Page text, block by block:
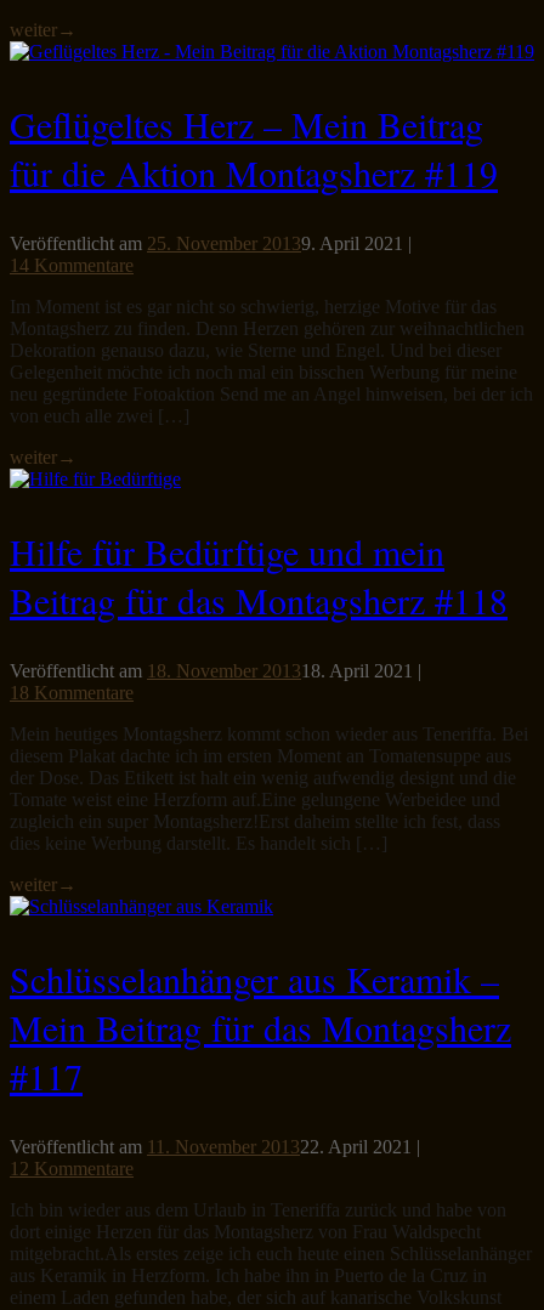
weiter→
Geflügeltes Herz – Mein Beitrag
für die Aktion Montagsherz #119
Veröffentlicht am 25. November 20139. April 2021 |
14 Kommentare
Im Moment ist es gar nicht so schwierig, herzige Motive für das
Montagsherz zu finden. Denn Herzen gehören zur weihnachtlichen
Dekoration genauso dazu, wie Sterne und Engel. Und bei dieser
Gelegenheit möchte ich noch mal ein bisschen Werbung für meine
neu gegründete Fotoaktion Send me an Angel hinweisen, bei der ich
von euch alle zwei […]
weiter→
Hilfe für Bedürftige und mein
Beitrag für das Montagsherz #118
Veröffentlicht am 18. November 201318. April 2021 |
18 Kommentare
Mein heutiges Montagsherz kommt schon wieder aus Teneriffa. Bei
diesem Plakat dachte ich im ersten Moment an Tomatensuppe aus
der Dose. Das Etikett ist halt ein wenig aufwendig designt und die
Tomate weist eine Herzform auf.Eine gelungene Werbeidee und
zugleich ein super Montagsherz!Erst daheim stellte ich fest, dass
dies keine Werbung darstellt. Es handelt sich […]
weiter→
Schlüsselanhänger aus Keramik –
Mein Beitrag für das Montagsherz
#117
Veröffentlicht am 11. November 201322. April 2021 |
12 Kommentare
Ich bin wieder aus dem Urlaub in Teneriffa zurück und habe von
dort einige Herzen für das Montagsherz von Frau Waldspecht
mitgebracht.Als erstes zeige ich euch heute einen Schlüsselanhänger
aus Keramik in Herzform. Ich habe ihn in Puerto de la Cruz in
einem Laden gefunden habe, der sich auf kanarische Volkskunst